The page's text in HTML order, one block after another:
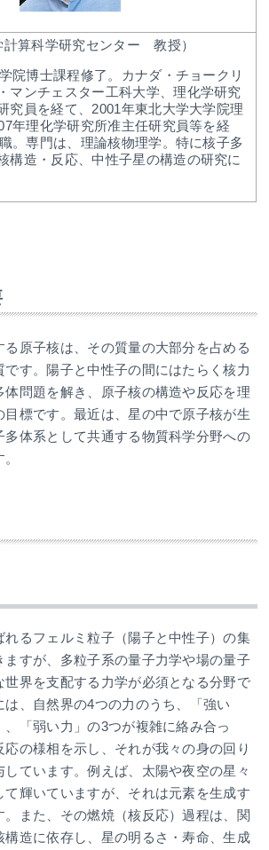
算科学研究センター 教授）
院博士課程修了。カナダ・チョークリ
マンチェスター工科大学、理化学研究
究員を経て、2001年東北大学大学院理
年理化学研究所准主任研究員等を経
。専門は、理論核物理学。特に核子多
構造・反応、中性子星の構造の研究に
る原子核は、その質量の大部分を占める
す。陽子と中性子の間にはたらく核力
体問題を解き、原子核の構造や反応を理
目標です。最近は、星の中で原子核が生
多体系として共通する物質科学分野への
れるフェルミ粒子（陽子と中性子）の集
ますが、多粒子系の量子力学や場の量子
世界を支配する力学が必須となる分野で
、自然界の4つの力のうち、「強い
「弱い力」の3つが複雑に絡み合っ
の様相を示し、それが我々の身の回り
ています。例えば、太陽や夜空の星々
て輝いていますが、それは元素を生成す
。また、その燃焼（核反応）過程は、関
構造に依存し、星の明るさ・寿命、生成